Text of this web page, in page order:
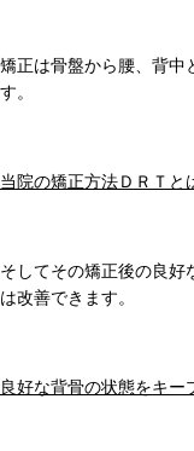
矯正は骨盤から腰、背中
す。
当院の矯正方法ＤＲＴと
そしてその矯正後の良好
は改善できます。
良好な背骨の状態をキー